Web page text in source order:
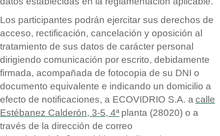
Los participantes podrán ejercitar sus derechos de
acceso, rectificación, cancelación y oposición al
tratamiento de sus datos de carácter personal
dirigiendo comunicación por escrito, debidamente
firmada, acompañada de fotocopia de su DNI o
documento equivalente e indicando un domicilio a
efecto de notificaciones, a ECOVIDRIO S.A. a calle
Estébanez Calderón, 3-5, 4ª planta (28020) o a
través de la dirección de correo